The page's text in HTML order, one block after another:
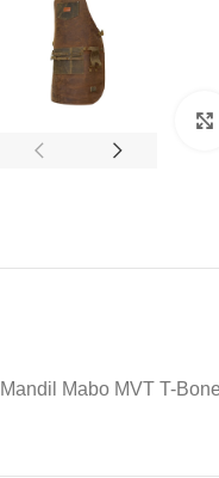
Mandil Mabo MVT T-